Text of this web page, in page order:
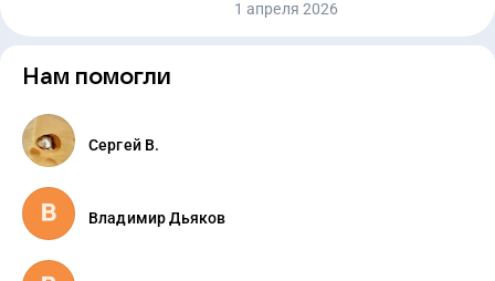
1 апреля 2026
Нам помогли
Сергей В.
Владимир Дьяков